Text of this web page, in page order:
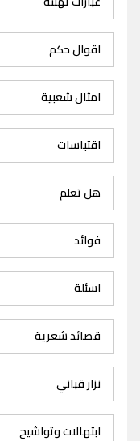
اقوال حكم
امثال شعبية
اقتباسات
هل تعلم
فوائد
اسئلة
قصائد شعرية
نزار قباني
ابتهالات وتواشيح